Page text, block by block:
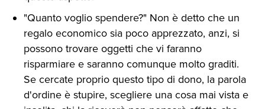
"Quanto voglio spendere?" Non è detto che un
regalo economico sia poco apprezzato, anzi, si
possono trovare oggetti che vi faranno
risparmiare e saranno comunque molto graditi.
Se cercate proprio questo tipo di dono, la parola
d'ordine è stupire, scegliere una cosa mai vista e